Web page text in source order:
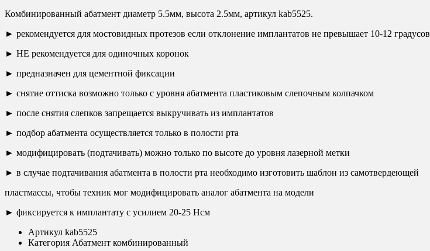
Комбинированный абатмент диаметр 5.5мм, высота 2.5мм, артикул kab5525.
► рекомендуется для мостовидных протезов если отклонение имплантатов не превышает 10-12 градусов
► НЕ рекомендуется для одиночных коронок
► предназначен для цементной фиксации
► снятие оттиска возможно только с уровня абатмента пластиковым слепочным колпачком
► после снятия слепков запрещается выкручивать из имплантатов
► подбор абатмента осуществляется только в полости рта
► модифицировать (подтачивать) можно только по высоте до уровня лазерной метки
► в случае подтачивания абатмента в полости рта необходимо изготовить шаблон из самотвердеющей
пластмассы, чтобы техник мог модифицировать аналог абатмента на модели
► фиксируется к имплантату с усилием 20-25 Нсм
Артикул kab5525
Категория Абатмент комбинированный